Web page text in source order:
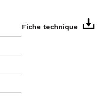
Fiche technique